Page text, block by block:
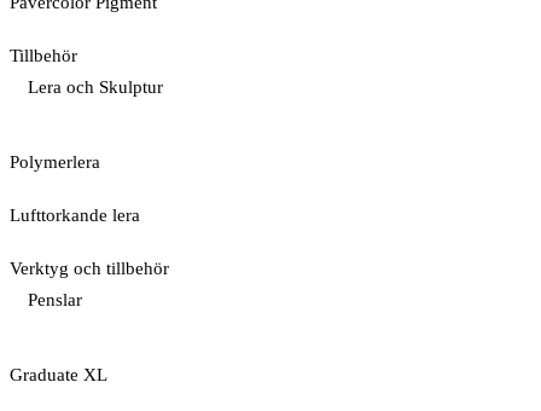
Tillbehör
Lera och Skulptur
Polymerlera
Lufttorkande lera
Verktyg och tillbehör
Penslar
Graduate XL